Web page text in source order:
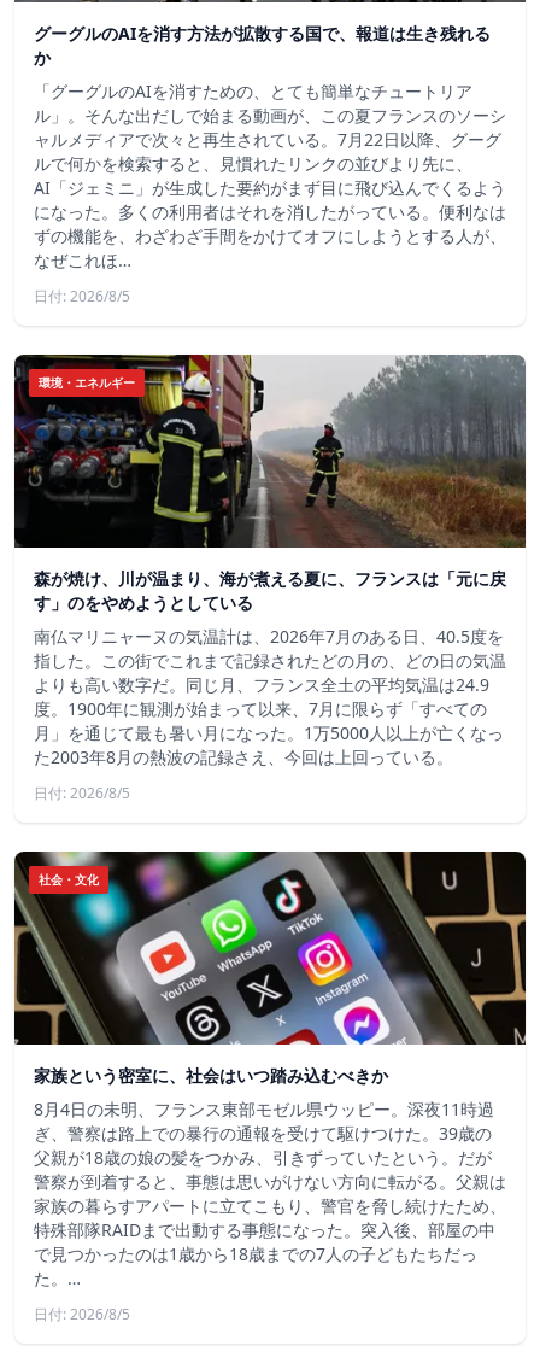
グーグルのAIを消す方法が拡散する国で、報道は生き残れる
か
「グーグルのAIを消すための、とても簡単なチュートリア
ル」。そんな出だしで始まる動画が、この夏フランスのソーシ
ャルメディアで次々と再生されている。7月22日以降、グーグ
ルで何かを検索すると、見慣れたリンクの並びより先に、
AI「ジェミニ」が生成した要約がまず目に飛び込んでくるよう
になった。多くの利用者はそれを消したがっている。便利なは
ずの機能を、わざわざ手間をかけてオフにしようとする人が、
なぜこれほ…
日付: 2026/8/5
環境・エネルギー
森が焼け、川が温まり、海が煮える夏に、フランスは「元に戻
す」のをやめようとしている
南仏マリニャーヌの気温計は、2026年7月のある日、40.5度を
指した。この街でこれまで記録されたどの月の、どの日の気温
よりも高い数字だ。同じ月、フランス全土の平均気温は24.9
度。1900年に観測が始まって以来、7月に限らず「すべての
月」を通じて最も暑い月になった。1万5000人以上が亡くなっ
た2003年8月の熱波の記録さえ、今回は上回っている。
日付: 2026/8/5
社会・文化
家族という密室に、社会はいつ踏み込むべきか
8月4日の未明、フランス東部モゼル県ウッピー。深夜11時過
ぎ、警察は路上での暴行の通報を受けて駆けつけた。39歳の
父親が18歳の娘の髪をつかみ、引きずっていたという。だが
警察が到着すると、事態は思いがけない方向に転がる。父親は
家族の暮らすアパートに立てこもり、警官を脅し続けたため、
特殊部隊RAIDまで出動する事態になった。突入後、部屋の中
で見つかったのは1歳から18歳までの7人の子どもたちだっ
た。…
日付: 2026/8/5